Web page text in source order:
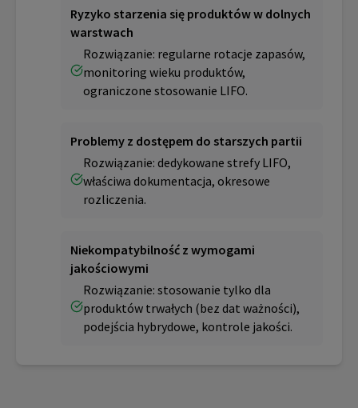
Ryzyko starzenia się produktów w dolnych
warstwach
Rozwiązanie: regularne rotacje zapasów,
monitoring wieku produktów,
ograniczone stosowanie LIFO.
Problemy z dostępem do starszych partii
Rozwiązanie: dedykowane strefy LIFO,
właściwa dokumentacja, okresowe
rozliczenia.
Niekompatybilność z wymogami
jakościowymi
Rozwiązanie: stosowanie tylko dla
produktów trwałych (bez dat ważności),
podejścia hybrydowe, kontrole jakości.